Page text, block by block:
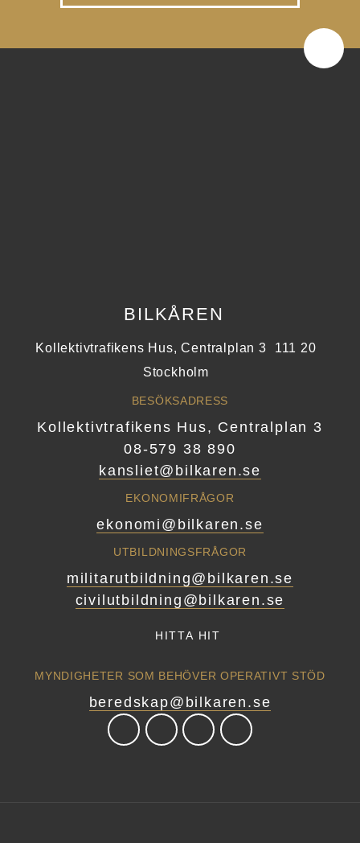
BILKÅREN
Kollektivtrafikens Hus, Centralplan 3
111 20
Stockholm
BESÖKSADRESS
Kollektivtrafikens Hus, Centralplan 3
08-579 38 890
kansliet@bilkaren.se
EKONOMIFRÅGOR
ekonomi@bilkaren.se
UTBILDNINGSFRÅGOR
militarutbildning@bilkaren.se
civilutbildning@bilkaren.se
HITTA HIT
MYNDIGHETER SOM BEHÖVER OPERATIVT STÖD
beredskap@bilkaren.se